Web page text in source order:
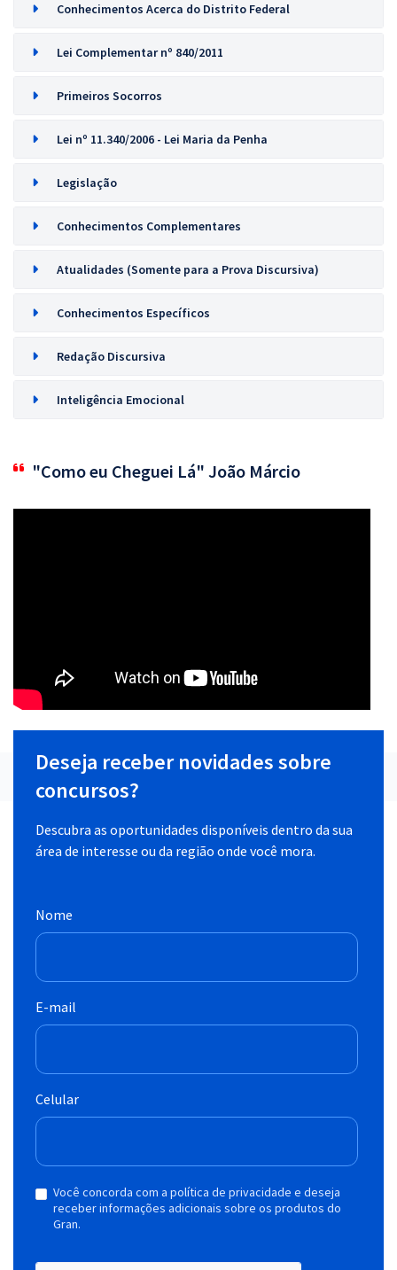
Conhecimentos Acerca do Distrito Federal
Lei Complementar nº 840/2011
Primeiros Socorros
Lei nº 11.340/2006 - Lei Maria da Penha
Legislação
Conhecimentos Complementares
Atualidades (Somente para a Prova Discursiva)
Conhecimentos Específicos
Redação Discursiva
Inteligência Emocional
"Como eu Cheguei Lá" João Márcio
Deseja receber novidades sobre
concursos?
Descubra as oportunidades disponíveis dentro da sua
área de interesse ou da região onde você mora.
Nome
E-mail
Celular
Você concorda com a política de privacidade e deseja
receber informações adicionais sobre os produtos do
Gran.